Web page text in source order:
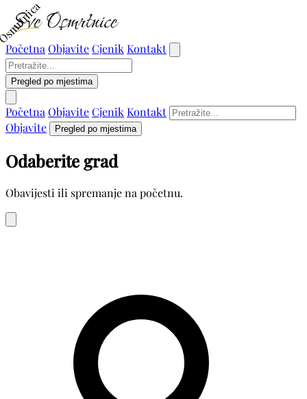
Početna ObjaviteCjenik Kontakt
Pregled po mjestima
Početna ObjaviteCjenik Kontakt
Objavite
Pregled po mjestima
Odaberite grad
Obavijesti ili spremanje na početnu.